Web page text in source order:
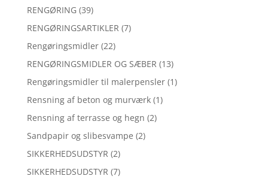
RENGØRING (39)
RENGØRINGSARTIKLER (7)
Rengøringsmidler (22)
RENGØRINGSMIDLER OG SÆBER (13)
Rengøringsmidler til malerpensler (1)
Rensning af beton og murværk (1)
Rensning af terrasse og hegn (2)
Sandpapir og slibesvampe (2)
SIKKERHEDSUDSTYR (2)
SIKKERHEDSUDSTYR (7)